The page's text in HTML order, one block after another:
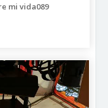
mi vida089